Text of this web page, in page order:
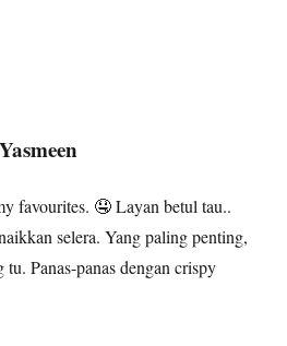
favourites. 🤤 Layan betul tau..
selera. Yang paling penting,
Panas-panas dengan crispy